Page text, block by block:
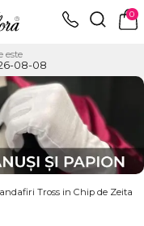
0
este
08-08
Tross in Chip de Zeita